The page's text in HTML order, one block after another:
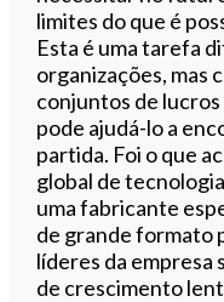
limites do que é
Esta é uma tarefa
organizações, mas
conjuntos de
pode ajudá-lo a
partida. Foi o que
global de
uma fabricante
de grande formato
líderes da empresa
de crescimento